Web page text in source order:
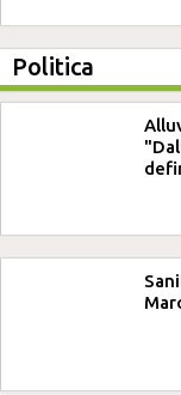
Politica